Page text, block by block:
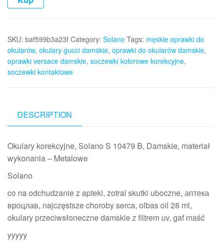
SKU: baf599b3a23f Category: Solano Tags: męskie oprawki do
okularów, okulary gucci damskie, oprawki do okularów damskie,
oprawki versace damskie, soczewki kolorowe korekcyjne,
soczewki kontaktowe
DESCRIPTION
Okulary korekcyjne, Solano S 10479 B, Damskie, materiał
wykonania – Metalowe
Solano
co na odchudzanie z apteki, zotral skutki uboczne, аптека
вроцлав, najczęstsze choroby serca, olbas oil 28 ml,
okulary przeciwsłoneczne damskie z filtrem uv, gaf maść
yyyyy